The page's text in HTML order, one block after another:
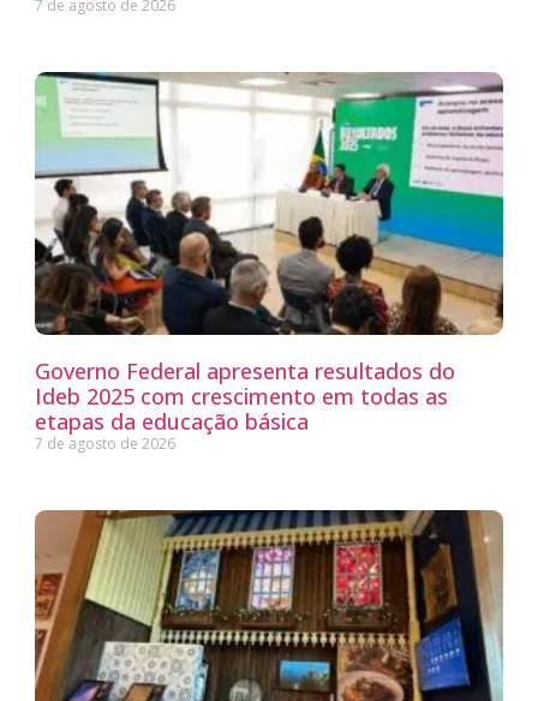
7 de agosto de 2026
Governo Federal apresenta resultados do
Ideb 2025 com crescimento em todas as
etapas da educação básica
7 de agosto de 2026